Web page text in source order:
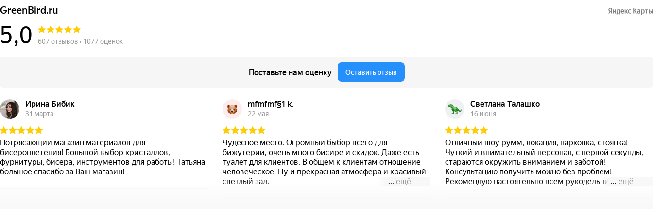
GreenBird.ru
5,0 607 отзывов • 1077 оценок
Поставьте нам оценку Оставить отзыв
Ирина Бибик
31 марта
Потрясающий магазин материалов для
бисероплетения! Большой выбор кристаллов,
фурнитуры, бисера, инструментов для работы! Татьяна,
большое спасибо за Ваш магазин!
mfmfmf§1 k.
22 мая
Чудесное место. Огромный быбор всего для
бижутерии, очень много бисире и скидок. Даже есть
туалет для клиентов. В общем к клиентам отношение
человеческое. Ну и прекрасная атмосфера и красивый
светлый зал.
... ещё
Светлана Талашко
16 июня
Отличный шоу румм, локация, парковка, стоянка!
Чуткий и внимательный персонал, с первой секунды,
стараются окружить вниманием и заботой!
Консультацию получить можно без проблем!
Рекомендую настоятельно всем рукодельницам!
... ещё